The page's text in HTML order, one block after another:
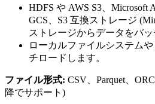
HDFS や AWS S3、Microsoft
GCS、S3 互換ストレージ
ストレージからデータをバッ
ローカルファイルシステム
チロードします。
ファイル形式: CSV、Parquet、
降でサポート)